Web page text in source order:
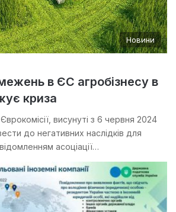
Новини
в ЄС агробізнесу в
криза
висунуті з 6 червня 2024
до негативних наслідків для
асоціації…